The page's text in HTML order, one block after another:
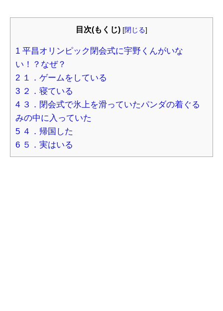
目次(もくじ) [閉じる]
1 平昌オリンピック閉会式に宇野くんがいな
い！？なぜ？
2 １．ゲームをしている
3 ２．寝ている
4 ３．閉会式で氷上を滑っていたパンダの着ぐる
みの中に入っていた
5 ４．帰国した
6 ５．実はいる